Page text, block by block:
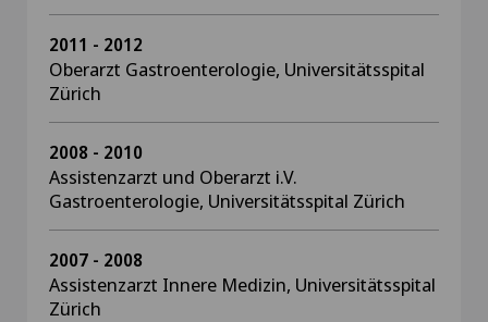
2011 - 2012
Oberarzt Gastroenterologie, Universitätsspital
Zürich
2008 - 2010
Assistenzarzt und Oberarzt i.V.
Gastroenterologie, Universitätsspital Zürich
2007 - 2008
Assistenzarzt Innere Medizin, Universitätsspital
Zürich